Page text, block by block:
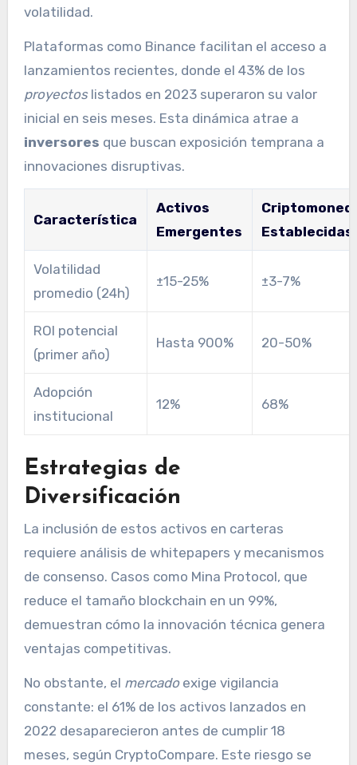
volatilidad.
Plataformas como Binance facilitan el acceso a
lanzamientos recientes, donde el 43% de los
proyectoslistados en 2023 superaron su valor
inicial en seis meses. Esta dinámica atrae a
inversores que buscan exposición temprana a
innovaciones disruptivas.
Característica
Activos
Emergentes
Establecidas
Volatilidad
promedio (24h)
±15-25% ±3-7%
ROI potencial
(primer año)
Hasta 900% 20-50%
Adopción
institucional
12% 68%
Estrategias de
Diversificación
La inclusión de estos activos en carteras
requiere análisis de whitepapers y mecanismos
de consenso. Casos como Mina Protocol, que
reduce el tamaño blockchain en un 99%,
demuestran cómo la innovación técnica genera
ventajas competitivas.
No obstante, el mercadoexige vigilancia
constante: el 61% de los activos lanzados en
2022 desaparecieron antes de cumplir 18
meses, según CryptoCompare. Este riesgo se